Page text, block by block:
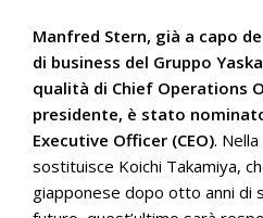
Manfred Stern, già a capo
di business del Gruppo
qualità di Chief Operations
presidente, è stato
Executive Officer (CEO).
sostituisce Koichi Takamiya,
giapponese dopo otto anni di